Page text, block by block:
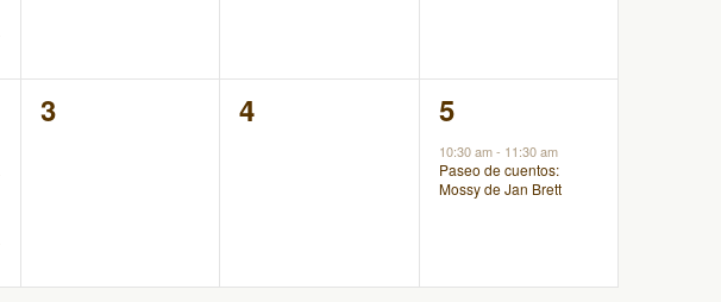
0
3
0
4
1
evento,
5
10:30 am- 11:30 am
Paseo de cuentos:
Mossy de Jan Brett